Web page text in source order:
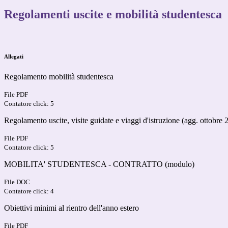
Regolamenti uscite e mobilità studentesca
Allegati
Regolamento mobilità studentesca
File PDF
Contatore click: 5
Regolamento uscite, visite guidate e viaggi d'istruzione (agg. ottobre
File PDF
Contatore click: 5
MOBILITA' STUDENTESCA - CONTRATTO (modulo)
File DOC
Contatore click: 4
Obiettivi minimi al rientro dell'anno estero
File PDF